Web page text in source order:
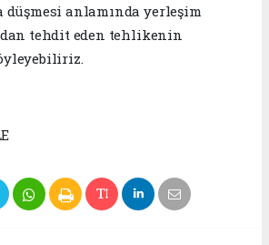
düşmesi anlamında yerleşim
tehdit eden tehlikenin